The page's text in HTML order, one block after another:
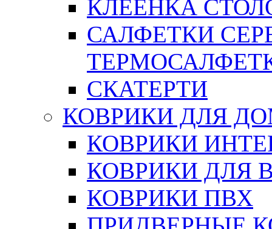
КЛЕЕНКА
САЛФЕТКИ
СКАТЕРТИ
КОВРИКИ ДЛЯ
КОВРИКИ
КОВРИКИ ДЛЯ
КОВРИКИ ПВХ